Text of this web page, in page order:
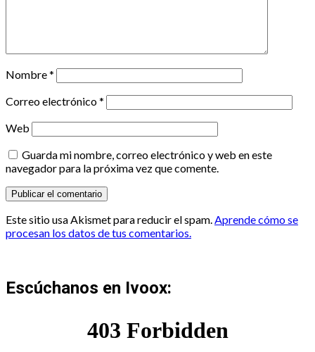
Nombre*
Correo electrónico*
Web
Guarda mi nombre, correo electrónico y web en este
navegador para la próxima vez que comente.
Este sitio usa Akismet para reducir el spam.Aprende cómo se
procesan los datos de tus comentarios.
Escúchanos en Ivoox: